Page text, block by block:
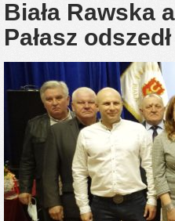
Biała Rawska
Pałasz